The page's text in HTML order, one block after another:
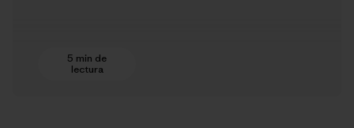
5 min de
lectura